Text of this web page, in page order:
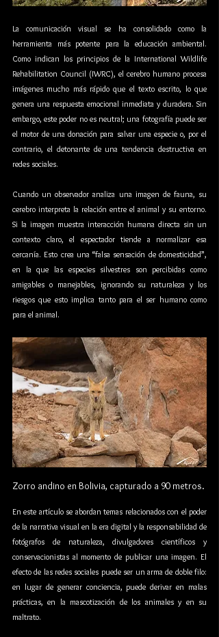
La comunicación visual se ha consolidado como la
herramienta más potente para la educación ambiental.
Como indican los principios de la International Wildlife
Rehabilitation Council (IWRC), el cerebro humano procesa
imágenes mucho más rápido que el texto escrito, lo que
genera una respuesta emocional inmediata y duradera. Sin
embargo, este poder no es neutral; una fotografía puede ser
el motor de una donación para salvar una especie o, por el
contrario, el detonante de una tendencia destructiva en
redes sociales.
Cuando un observador analiza una imagen de fauna, su
cerebro interpreta la relación entre el animal y su entorno.
Si la imagen muestra interacción humana directa sin un
contexto claro, el espectador tiende a normalizar esa
cercanía. Esto crea una “falsa sensación de domesticidad”,
en la que las especies silvestres son percibidas como
amigables o manejables, ignorando su naturaleza y los
riesgos que esto implica tanto para el ser humano como
para el animal.
Zorro andino en Bolivia, capturado a 90 metros.
En este artículo se abordan temas relacionados con el poder
de la narrativa visual en la era digital y la responsabilidad de
fotógrafos de naturaleza, divulgadores científicos y
conservacionistas al momento de publicar una imagen. El
efecto de las redes sociales puede ser un arma de doble filo:
en lugar de generar conciencia, puede derivar en malas
prácticas, en la mascotización de los animales y en su
maltrato.